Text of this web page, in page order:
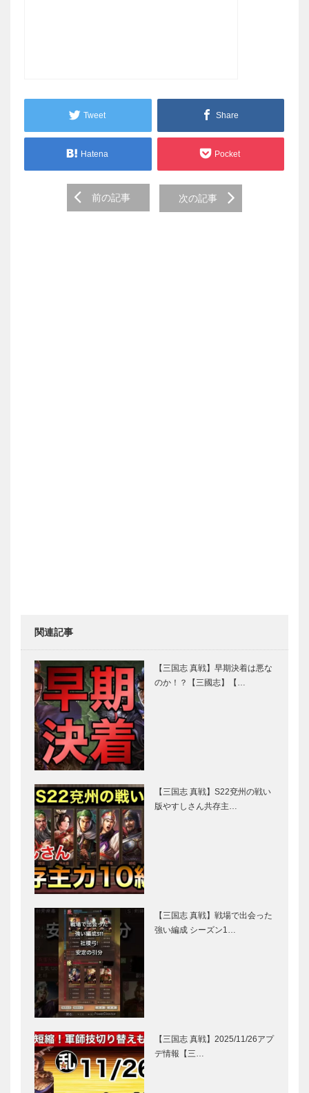
Tweet Share
Hatena Pocket
navigation
前の記事 次の記事
関連記事
【三国志 真戦】早期決着は悪な
のか！？【三國志】【…
【三国志 真戦】S22兗州の戦い
版やすしさん共存主…
【三国志 真戦】戦場で出会った
強い編成 シーズン1…
【三国志 真戦】2025/11/26アプ
デ情報【三…